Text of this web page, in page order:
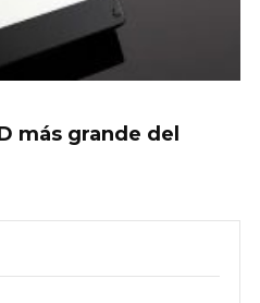
más grande del